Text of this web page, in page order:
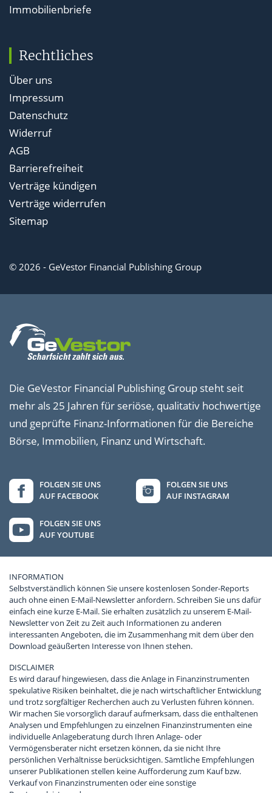
Immobilienbriefe
Rechtliches
Über uns
Impressum
Datenschutz
Widerruf
AGB
Barrierefreiheit
Verträge kündigen
Verträge widerrufen
Sitemap
© 2026 - GeVestor Financial Publishing Group
Die GeVestor Financial Publishing Group steht seit
mehr als 25 Jahren für seriöse, qualitativ hochwertige
und geprüfte Finanz-Informationen für die Bereiche
Börse, Immobilien, Finanz und Wirtschaft.
FOLGEN SIE UNS
AUF FACEBOOK
FOLGEN SIE UNS
AUF INSTAGRAM
FOLGEN SIE UNS
AUF YOUTUBE
INFORMATION
Selbstverständlich können Sie unsere kostenlosen Sonder-Reports
auch ohne einen E-Mail-Newsletter anfordern. Schreiben Sie uns dafür
einfach eine kurze E-Mail. Sie erhalten zusätzlich zu unserem E-Mail-
Newsletter von Zeit zu Zeit auch Informationen zu anderen
interessanten Angeboten, die im Zusammenhang mit dem über den
Download geäußerten Interesse von Ihnen stehen.
DISCLAIMER
Es wird darauf hingewiesen, dass die Anlage in Finanzinstrumenten
spekulative Risiken beinhaltet, die je nach wirtschaftlicher Entwicklung
und trotz sorgfältiger Recherchen auch zu Verlusten führen können.
Wir machen Sie vorsorglich darauf aufmerksam, dass die enthaltenen
Analysen und Empfehlungen zu einzelnen Finanzinstrumenten eine
individuelle Anlageberatung durch Ihren Anlage- oder
Vermögensberater nicht ersetzen können, da sie nicht Ihre
persönlichen Verhältnisse berücksichtigen. Sämtliche Empfehlungen
unserer Publikationen stellen keine Aufforderung zum Kauf bzw.
Verkauf von Finanzinstrumenten oder eine sonstige